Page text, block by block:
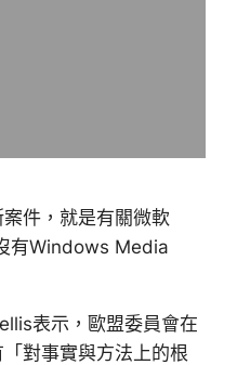
件，就是有關微軟
有Windows Media
表示，歐盟委員會在
對事實與方法上的根